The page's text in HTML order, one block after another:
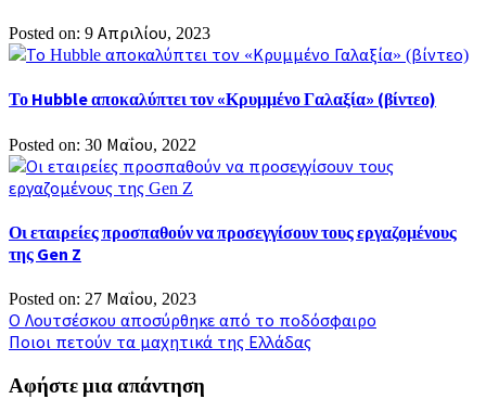
Posted on: 9 Απριλίου, 2023
Το Hubble αποκαλύπτει τον «Κρυμμένο Γαλαξία» (βίντεο)
Posted on: 30 Μαΐου, 2022
Οι εταιρείες προσπαθούν να προσεγγίσουν τους εργαζομένους
της Gen Z
Posted on: 27 Μαΐου, 2023
Πλοήγηση
άρθρων
Ο Λουτσέσκου αποσύρθηκε από το ποδόσφαιρο
Ποιοι πετούν τα μαχητικά της Ελλάδας
Αφήστε μια απάντηση